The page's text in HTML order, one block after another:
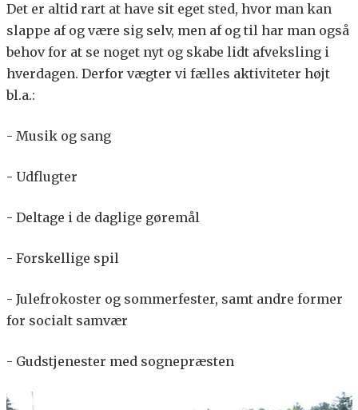
Det er altid rart at have sit eget sted, hvor man kan
slappe af og være sig selv, men af og til har man også
behov for at se noget nyt og skabe lidt afveksling i
hverdagen. Derfor vægter vi fælles aktiviteter højt
bl.a.:
- Musik og sang
- Udflugter
- Deltage i de daglige gøremål
- Forskellige spil
- Julefrokoster og sommerfester, samt andre former
for socialt samvær
- Gudstjenester med sognepræsten